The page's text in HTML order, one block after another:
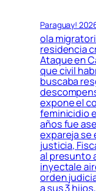
Paraguay!
ola
residencia
Ataque en
que civil
buscaba
expone el
feminicidio
años fue
expareja se
justicia,
al presunto
inyectale
orden
a sus 3